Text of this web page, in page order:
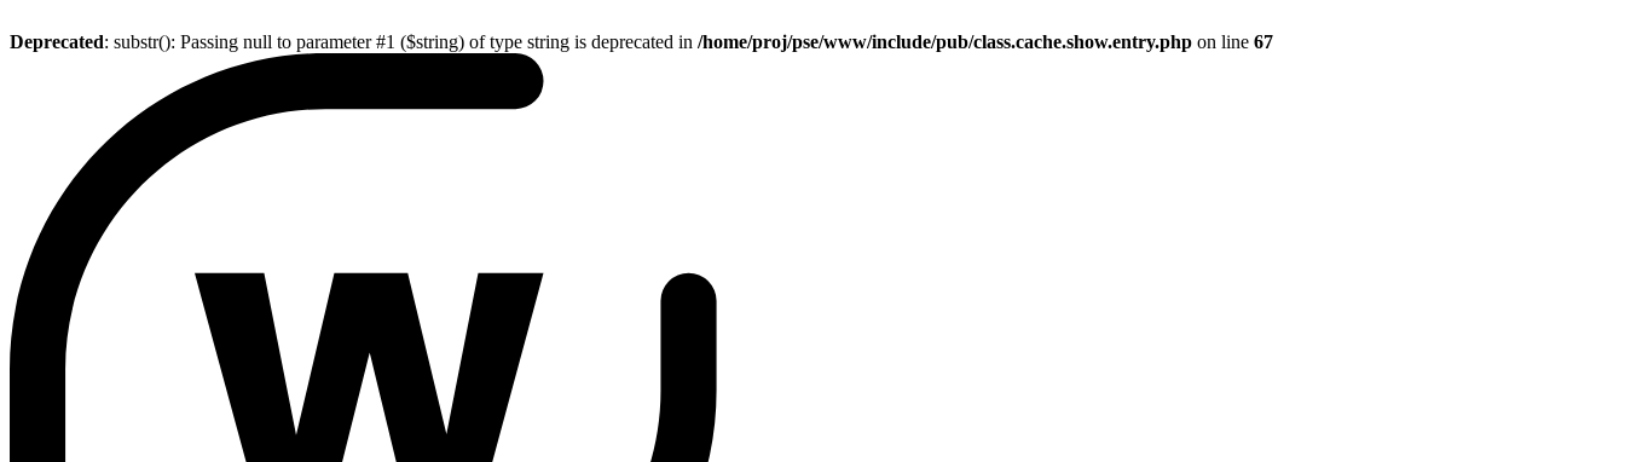
Deprecated: substr(): Passing null to parameter #1 ($string) of type string is deprecated in /home/proj/pse/www/include/pub/class.cache.show.entry.php on line 67